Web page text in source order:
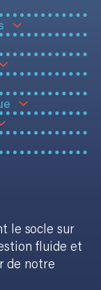
le socle sur
fluide et
de notre